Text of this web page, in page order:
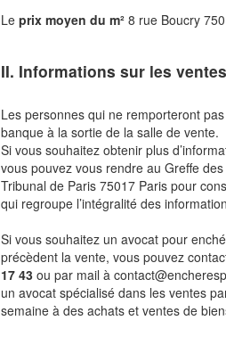
Le prix moyen du m² 8 rue Boucry
II. Informations sur les
Les personnes qui ne remporteront
banque à la sortie de la salle de vente.
Si vous souhaitez obtenir plus
vous pouvez vous rendre au Greffe
Tribunal de Paris 75017 Paris pour
qui regroupe l’intégralité des
Si vous souhaitez un avocat pour
précèdent la vente, vous pouvez
17 43 ou par mail à
un avocat spécialisé dans les ventes
semaine à des achats et ventes de